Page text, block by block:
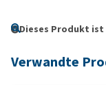
Dieses Produkt
Verwandte